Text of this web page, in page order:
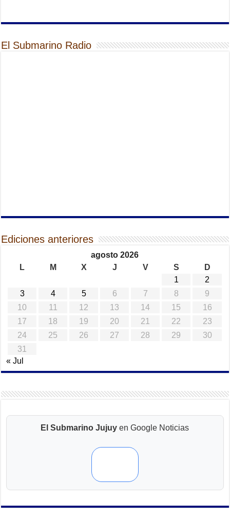
El Submarino Radio
Ediciones anteriores
agosto 2026
L
M X J V S
D
1
2
3
4 5 6 7 8
9
10
11 12 13 14 15
16
17
18 19 20 21 22
23
24
25 26 27 28 29
30
31
« Jul
El Submarino Jujuy en Google Noticias